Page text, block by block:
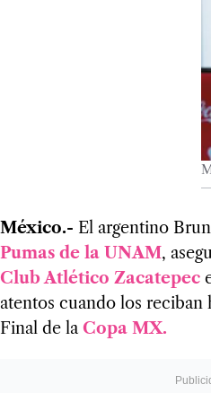
México.- El argentino
Pumas de la UNAM,
Club Atlético Zacatepec
atentos cuando los reciban
Final de la Copa MX.